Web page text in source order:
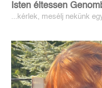
Isten éltessen
...kérlek, mesélj nekünk